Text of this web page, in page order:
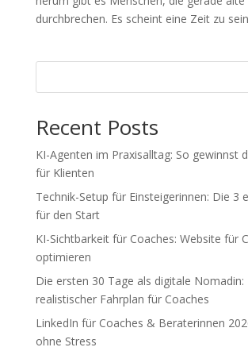
durchbrechen. Es scheint eine Zeit zu
Recent Posts
KI-Agenten im Praxisalltag: So gewinnst
für Klienten
Technik-Setup für Einsteigerinnen: Die 3
für den Start
KI-Sichtbarkeit für Coaches: Website für
optimieren
Die ersten 30 Tage als digitale Nomadin:
realistischer Fahrplan für Coaches
LinkedIn für Coaches & Beraterinnen
ohne Stress